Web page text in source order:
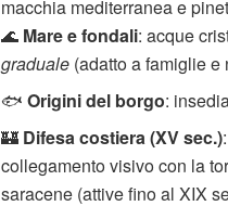
macchia mediterranea e
🌊 Mare e fondali: acque
graduale (adatto a famiglie e
🐟 Origini del borgo:
🏰 Difesa costiera (XV sec.):
collegamento visivo con la
saracene (attive fino al XIX